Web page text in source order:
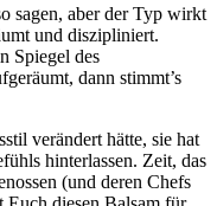
sagen, aber der Typ wirkt
und diszipliniert.
Spiegel des
dann stimmt’s
verändert hätte, sie hat
hinterlassen. Zeit, das
(und deren Chefs